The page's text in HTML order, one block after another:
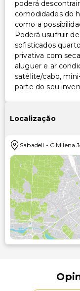
poderá
comodidades do
como a
Poderá usufruir
sofisticados
privativa com
aluguer e ar
satélite/cabo,
parte do seu
Localização
Sabadell - C Milena